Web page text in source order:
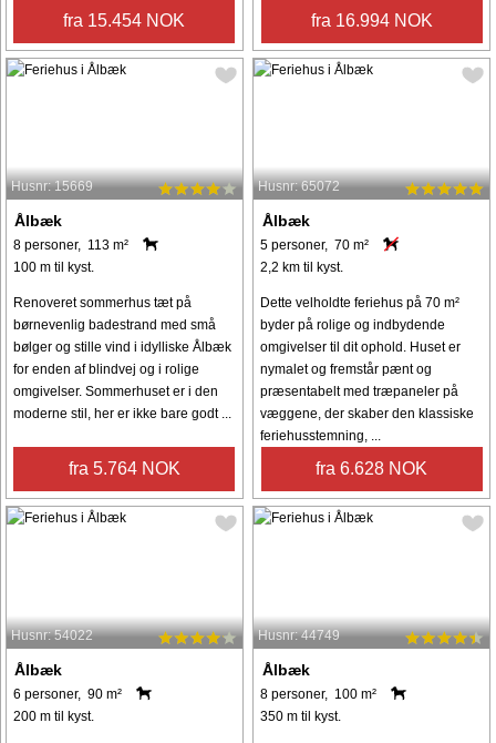
fra 15.454 NOK fra 16.994 NOK
Husnr: 15669
Ålbæk
8 personer, 113 m²
100 m til kyst.
Renoveret sommerhus tæt på
børnevenlig badestrand med små
bølger og stille vind i idylliske Ålbæk
for enden af blindvej og i rolige
omgivelser. Sommerhuset er i den
moderne stil, her er ikke bare godt ...
fra 5.764 NOK
Husnr: 65072
Ålbæk
5 personer, 70 m²
2,2 km til kyst.
Dette velholdte feriehus på 70 m²
byder på rolige og indbydende
omgivelser til dit ophold. Huset er
nymalet og fremstår pænt og
præsentabelt med træpaneler på
væggene, der skaber den klassiske
feriehusstemning, ...
fra 6.628 NOK
Husnr: 54022
Ålbæk
6 personer, 90 m²
200 m til kyst.
Husnr: 44749
Ålbæk
8 personer, 100 m²
350 m til kyst.